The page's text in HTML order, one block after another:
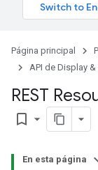
Página principal
API de Display
REST
bookmark_border
En esta página